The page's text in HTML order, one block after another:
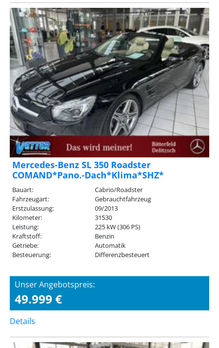
Mercedes-Benz SL 350 Roadster
COMAND*Pano.-Dach*Klima*SHZ*
Bauart:
Cabrio/Roadster
Fahrzeugart:
Gebrauchtfahrzeug
Erstzulassung:
09/2013
Kilometer:
31530
Leistung:
225 kW (306 PS)
Kraftstoff:
Benzin
Getriebe:
Automatik
Besteuerung:
Differenzbesteuert
Unser Angebotspreis:
49.999 €
Details